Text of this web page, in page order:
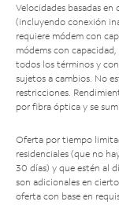
Velocidades basadas en
(incluyendo conexión
requiere módem con
módems con
todos los términos y
sujetos a cambios. No
restricciones.
por fibra óptica y se
Oferta por tiempo
residenciales (que no
30 días) y que estén al
son adicionales en
oferta con base en